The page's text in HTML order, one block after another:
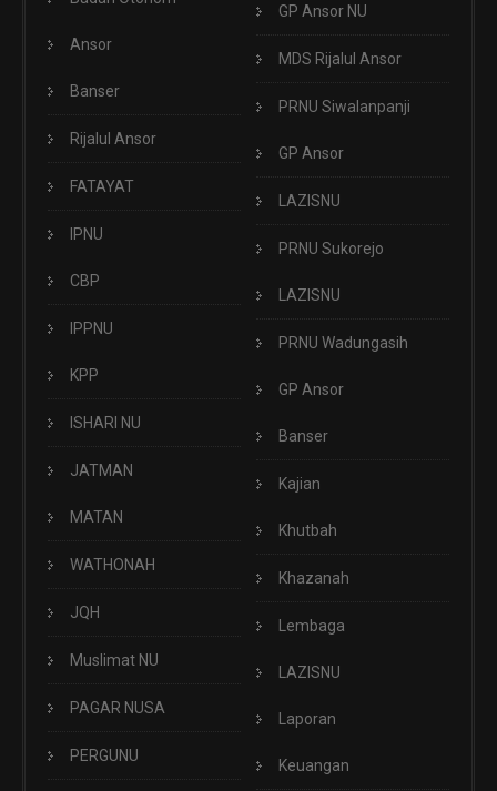
Ansor
Banser
Rijalul Ansor
FATAYAT
IPNU
CBP
IPPNU
KPP
ISHARI NU
JATMAN
MATAN
WATHONAH
JQH
Muslimat NU
PAGAR NUSA
PERGUNU
GP Ansor NU
MDS Rijalul Ansor
PRNU Siwalanpanji
GP Ansor
LAZISNU
PRNU Sukorejo
LAZISNU
PRNU Wadungasih
GP Ansor
Banser
Kajian
Khutbah
Khazanah
Lembaga
LAZISNU
Laporan
Keuangan